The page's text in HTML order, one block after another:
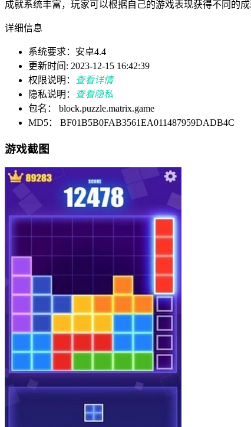
成就系统丰富，玩家可以根据自己的游戏表现获得不同的成
详细信息
系统要求：安卓4.4
更新时间: 2023-12-15 16:42:39
权限说明：
查看详情
隐私说明：
查看隐私
包名： block.puzzle.matrix.game
MD5： BF01B5B0FAB3561EA011487959DADB4C
游戏截图